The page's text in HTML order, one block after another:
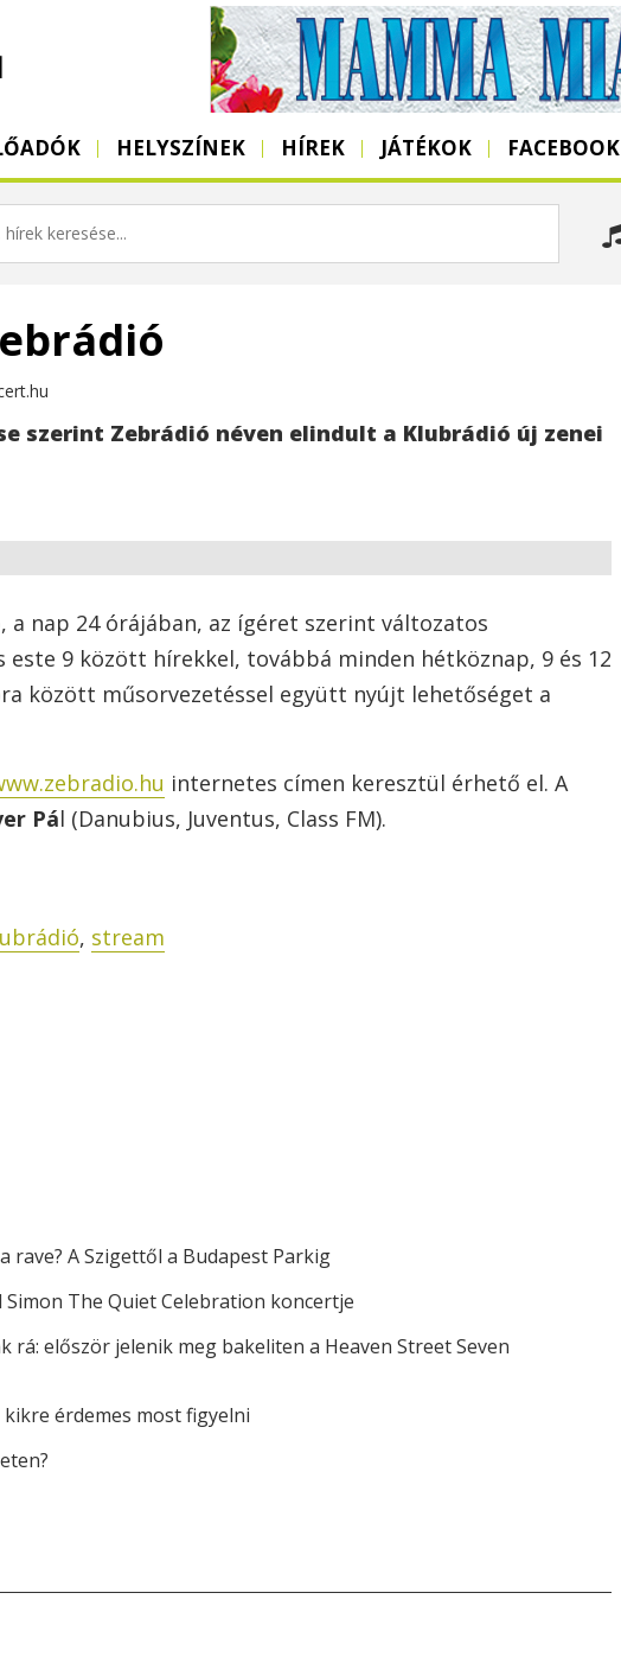
HELYSZÍNEK HÍREK JÁTÉKOK FACEBOOK
szerint Zebrádió néven elindult a Klubrádió új zenei
a nap 24 órájában, az ígéret szerint változatos
este 9 között hírekkel, továbbá minden hétköznap, 9 és 12
között műsorvezetéssel együtt nyújt lehetőséget a
internetes címen keresztül érhető el. A
Pál (Danubius, Juventus, Class FM).
, stream
rave? A Szigettől a Budapest Parkig
Simon The Quiet Celebration koncertje
rá: először jelenik meg bakeliten a Heaven Street Seven
érdemes most figyelni